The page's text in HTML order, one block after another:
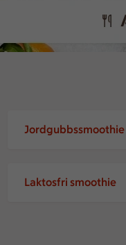
Jordgubbssmoothie
Laktosfri smoothie